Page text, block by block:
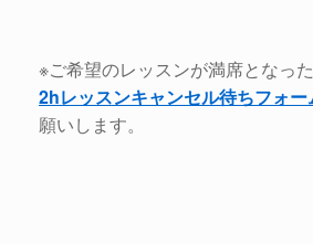
※ご希望のレッスンが満席となった
2hレッスンキャンセル待ちフォー
願いします。